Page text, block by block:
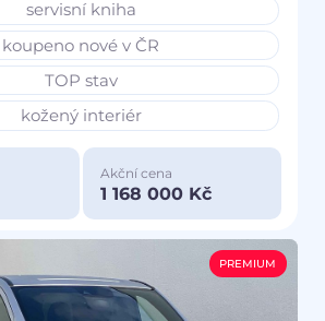
servisní kniha
koupeno nové v ČR
TOP stav
kožený interiér
Akční cena
1 168 000 Kč
PREMIUM